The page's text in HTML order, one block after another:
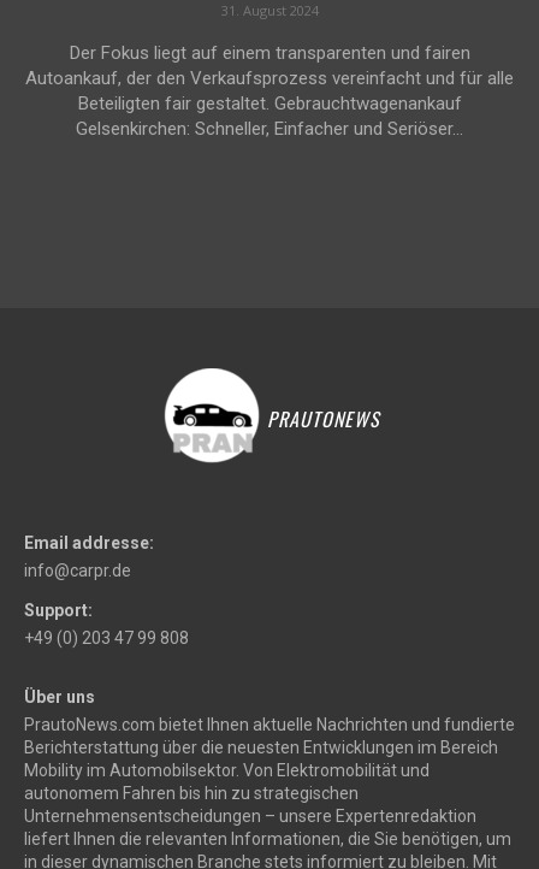
31. August 2024
Der Fokus liegt auf einem transparenten und fairen
Autoankauf, der den Verkaufsprozess vereinfacht und für alle
Beteiligten fair gestaltet. Gebrauchtwagenankauf
Gelsenkirchen: Schneller, Einfacher und Seriöser...
PRAUTONEWS
Email addresse:
info@carpr.de
Support:
+49 (0) 203 47 99 808
Über uns
PrautoNews.com bietet Ihnen aktuelle Nachrichten und fundierte
Berichterstattung über die neuesten Entwicklungen im Bereich
Mobility im Automobilsektor. Von Elektromobilität und
autonomem Fahren bis hin zu strategischen
Unternehmensentscheidungen – unsere Expertenredaktion
liefert Ihnen die relevanten Informationen, die Sie benötigen, um
in dieser dynamischen Branche stets informiert zu bleiben. Mit